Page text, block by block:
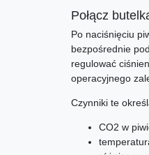
Połącz
Po naciśnięciu
bezpośrednie
regulować
operacyjnego
Czynniki te
CO2 w